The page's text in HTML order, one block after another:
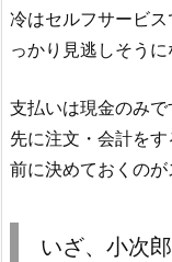
冷はセルフサービ
っかり見逃しそうに
支払いは現金のみ
先に注文・会計を
前に決めておくのが
いざ、小次